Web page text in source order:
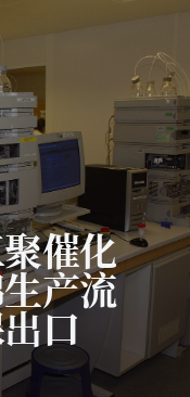
司
催化
产流
口